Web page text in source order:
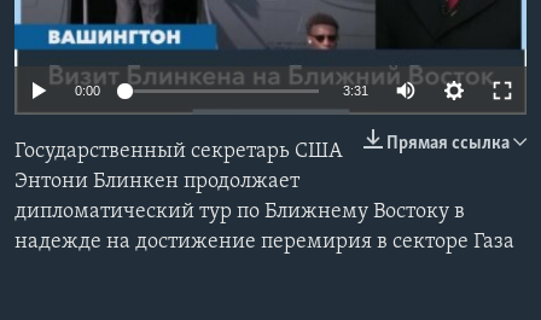
Learning English
Языки
0:00 3:31
Прямая ссылка
Государственный секретарь США
Энтони Блинкен продолжает
дипломатический тур по Ближнему Востоку в
надежде на достижение перемирия в секторе Газа